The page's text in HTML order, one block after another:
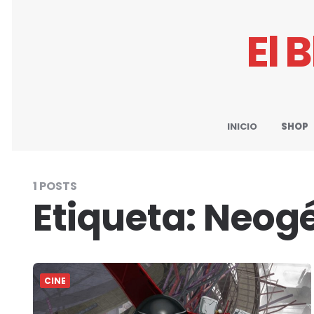
El
INICIO SHOP
1 POSTS
Etiqueta:
CINE